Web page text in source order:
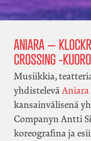
ANIARA –
CROSSING -
Musiikkia,
yhdisteleväAniara
kansainvälisenä
Companyn Antti
koreografina ja